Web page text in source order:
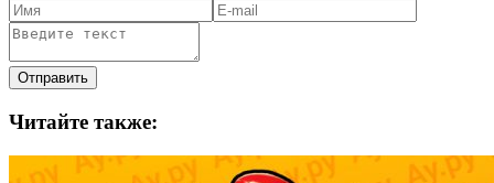
Отправить
Читайте также: